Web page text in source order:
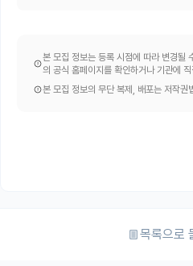
본 모집 정보는 등록 시점에 따라 변경될
의 공식 홈페이지를 확인하거나 기관에
본 모집 정보의 무단 복제, 배포는 저작권
목록으로